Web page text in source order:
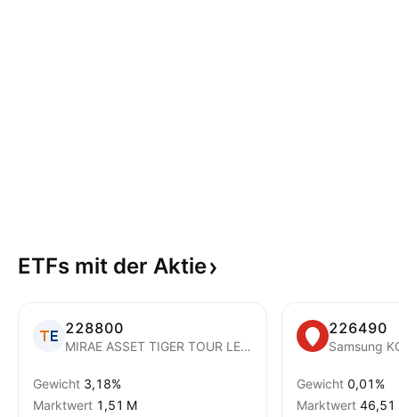
ETFs mit der Aktie
228800
MIRAE ASSET TIGER TOUR LEISURE ETF
Gewicht 3,18%
Marktwert ‪1,51 M‬
226490
Gewicht 0,01%
Marktwert ‪46,51